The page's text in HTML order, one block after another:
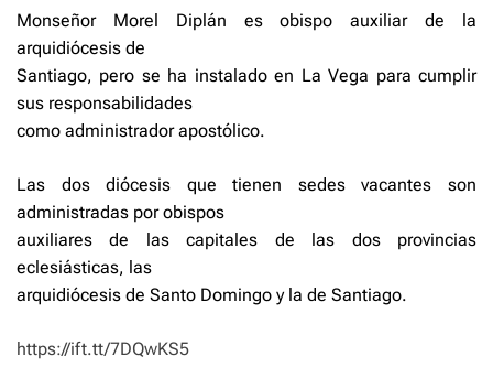
Monseñor Morel Diplán es obispo auxiliar de la
arquidiócesis de
Santiago, pero se ha instalado en La Vega para cumplir
sus responsabilidades
como administrador apostólico.
Las dos diócesis que tienen sedes vacantes son
administradas por obispos
auxiliares de las capitales de las dos provincias
eclesiásticas, las
arquidiócesis de Santo Domingo y la de Santiago.
https://ift.tt/7DQwKS5